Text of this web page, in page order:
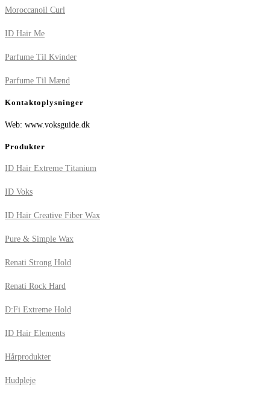
Moroccanoil Curl
ID Hair Me
Parfume Til Kvinder
Parfume Til Mænd
Kontaktoplysninger
Web: www.voksguide.dk
Produkter
ID Hair Extreme Titanium
ID Voks
ID Hair Creative Fiber Wax
Pure & Simple Wax
Renati Strong Hold
Renati Rock Hard
D:Fi Extreme Hold
ID Hair Elements
Hårprodukter
Hudpleje